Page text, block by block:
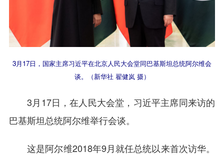
3月17日，国家主席习近平在北京人民大会堂同巴基斯坦总统阿尔维会
谈。（新华社 翟健岚 摄）
3月17日，在人民大会堂，习近平主席同来访的
巴基斯坦总统阿尔维举行会谈。
这是阿尔维2018年9月就任总统以来首次访华。